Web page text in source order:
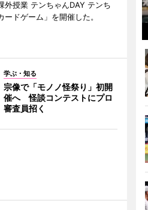
外授業 テンちゃんDAY テンち
ードゲーム」を開催した。
学ぶ・知る
宗像で「モノノ怪祭り」初開
催へ 怪談コンテストにプロ
審査員招く